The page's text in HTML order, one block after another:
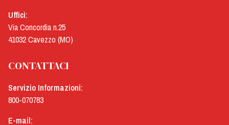
Uffici:
Via Concordia n.25
41032 Cavezzo (MO)
CONTATTACI
Servizio Informazioni:
800-070783
E-mail: